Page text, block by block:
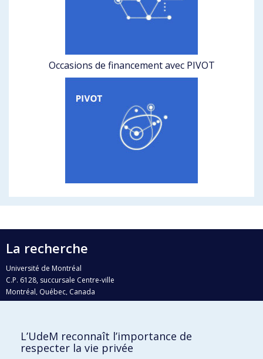
Occasions de financement avec PIVOT
La recherche
Université de Montréal
C.P. 6128, succursale Centre-ville
Montréal, Québec, Canada
H3C 3J7
Qui fait quoi?
L’UdeM reconnaît l’importance de
respecter la vie privée